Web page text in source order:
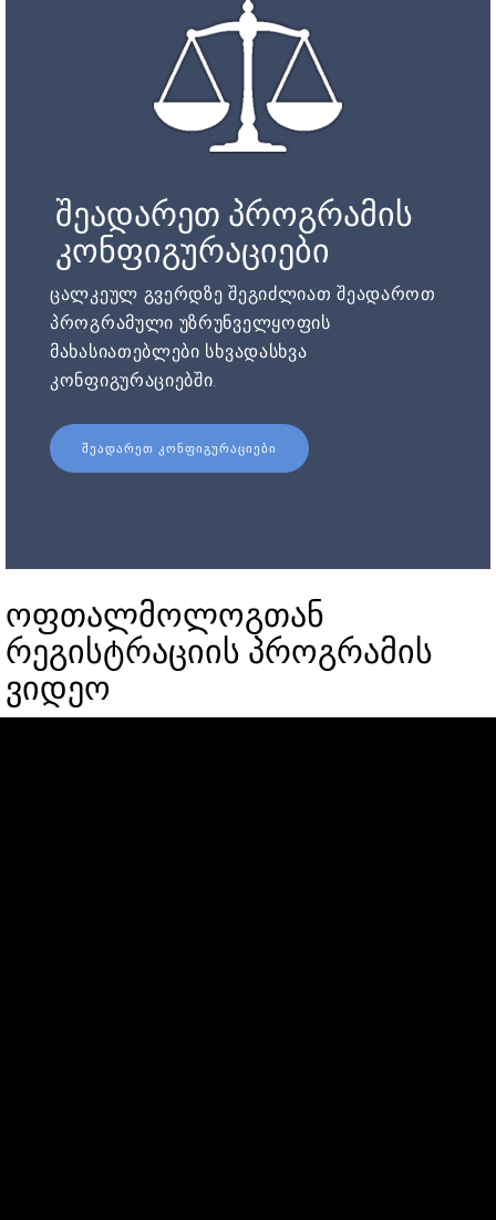
შეადარეთ პროგრამის
კონფიგურაციები
ცალკეულ გვერდზე შეგიძლიათ შეადაროთ
პროგრამული უზრუნველყოფის
მახასიათებლები სხვადასხვა
კონფიგურაციებში.
ᲨᲔᲐᲓᲐᲠᲔᲗ ᲙᲝᲜᲤᲘᲒᲣᲠᲐᲪᲘᲔᲑᲘ
ოფთალმოლოგთან
რეგისტრაციის პროგრამის
ვიდეო